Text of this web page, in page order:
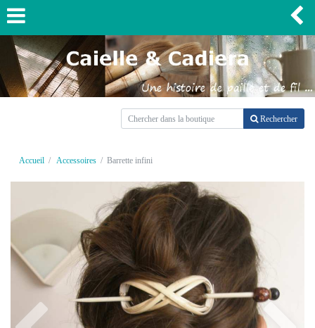
Rechercher
Accueil Accessoires Barrette infini